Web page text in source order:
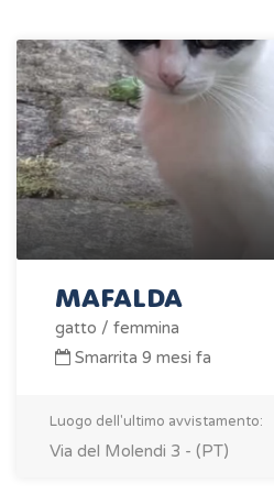
MAFALDA
gatto / femmina
Smarrita 9 mesi fa
Luogo dell'ultimo avvistamento:
Via del Molendi 3 - (PT)